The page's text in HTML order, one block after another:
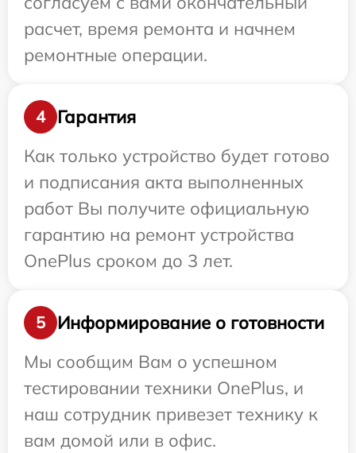
расчет, время ремонта и начнем
ремонтные операции.
4
Гарантия
Как только устройство будет готово
и подписания акта выполненных
работ Вы получите официальную
гарантию на ремонт устройства
OnePlus сроком до 3 лет.
5
Информирование о готовности
Мы сообщим Вам о успешном
тестировании техники OnePlus, и
наш сотрудник привезет технику к
вам домой или в офис.